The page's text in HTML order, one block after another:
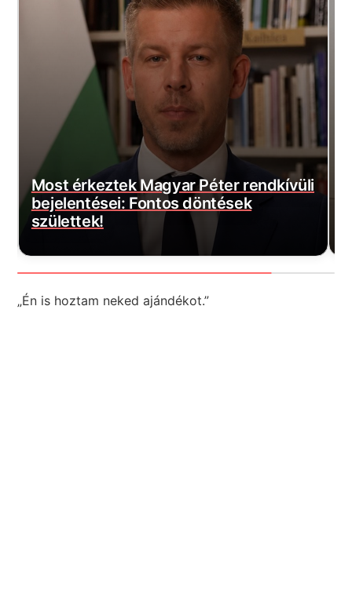
Péter rendkívüli
Most érkezett: Felszálltak
honvédség helikopterei,
„Én is hoztam neked ajándékot.”